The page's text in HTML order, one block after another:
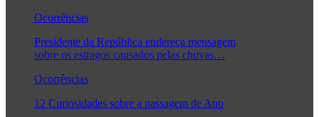
Ocorrências
Presidente da República endereça mensagem
sobre os estragos causados pelas chuvas…
Ocorrências
12 Curiosidades sobre a passagem de Ano